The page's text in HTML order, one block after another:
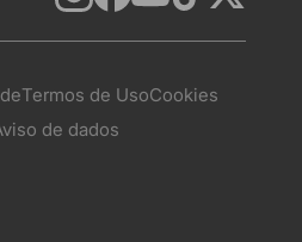
Termos de UsoCookies
de dados